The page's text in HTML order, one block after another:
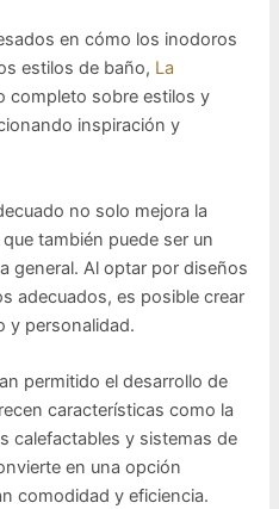
en cómo los inodoros
estilos de baño, La
completo sobre estilos y
inspiración y
no solo mejora la
también puede ser un
general. Al optar por diseños
adecuados, es posible crear
y personalidad.
permitido el desarrollo de
características como la
calefactables y sistemas de
en una opción
comodidad y eficiencia.